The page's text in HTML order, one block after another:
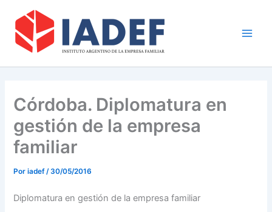
contenido
Córdoba. Diplomatura en
gestión de la empresa
familiar
Poriadef/30/05/2016
Diplomatura en gestión de la empresa familiar